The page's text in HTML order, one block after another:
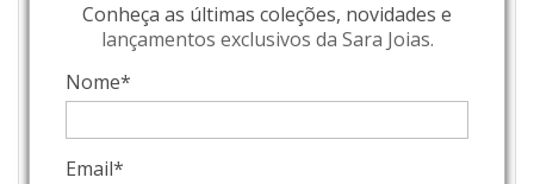
Conheça as últimas coleções, novidades e
lançamentos exclusivos da Sara Joias.
Nome*
Email*